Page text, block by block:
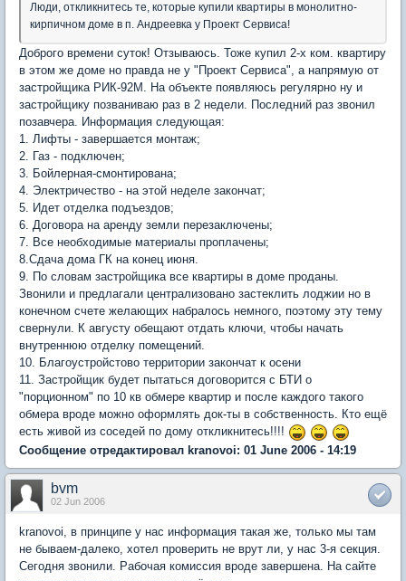
Люди, откликнитесь те, которые купили квартиры в монолитно-
кирпичном доме в п. Андреевка у Проект Сервиса!
Доброго времени суток! Отзываюсь. Тоже купил 2-х ком. квартиру
в этом же доме но правда не у "Проект Сервиса", а напрямую от
застройщика РИК-92М. На объекте появляюсь регулярно ну и
застройщику позваниваю раз в 2 недели. Последний раз звонил
позавчера. Информация следующая:
1. Лифты - завершается монтаж;
2. Газ - подключен;
3. Бойлерная-смонтирована;
4. Электричество - на этой неделе закончат;
5. Идет отделка подъездов;
6. Договора на аренду земли перезаключены;
7. Все необходимые материалы проплачены;
8.Сдача дома ГК на конец июня.
9. По словам застройщика все квартиры в доме проданы.
Звонили и предлагали централизовано застеклить лоджии но в
конечном счете желающих набралось немного, поэтому эту тему
свернули. К августу обещают отдать ключи, чтобы начать
внутреннюю отделку помещений.
10. Благоустройстово территории закончат к осени
11. Застройщик будет пытаться договорится с БТИ о
"порционном" по 10 кв обмере квартир и после каждого такого
обмера вроде можно оформлять док-ты в собственность. Кто ещё
есть живой из соседей по дому откликнитесь!!!!
Сообщение отредактировал kranovoi: 01 June 2006 - 14:19
bvm
02 Jun 2006
kranovoi, в принципе у нас информация такая же, только мы там
не бываем-далеко, хотел проверить не врут ли, у нас 3-я секция.
Сегодня звонили. Рабочая комиссия вроде завершена. На сайте